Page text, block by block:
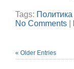
Tags: Политика
No Comments
« Older Entries